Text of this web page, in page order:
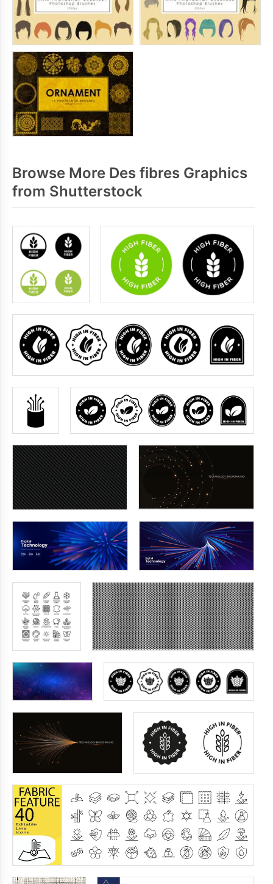
Browse More Des fibres Graphics
from Shutterstock